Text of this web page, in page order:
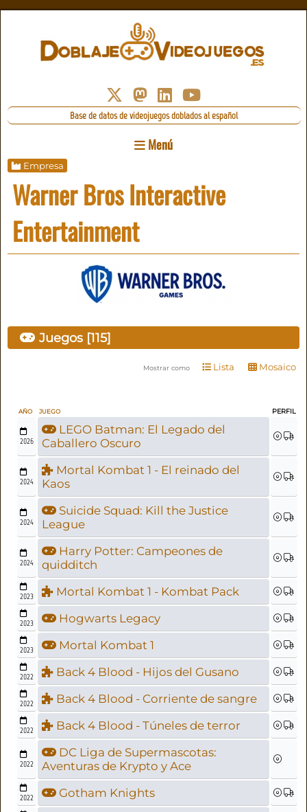
Base de datos de videojuegos doblados al español
Menú
Empresa
Warner Bros Interactive
Entertainment
Juegos [115]
Mostrar como Lista Mosaico
AÑO JUEGO PERFIL
2026
LEGO Batman: El Legado del
Caballero Oscuro
2024
Mortal Kombat 1 - El reinado del
Kaos
2024
Suicide Squad: Kill the Justice
League
2024
Harry Potter: Campeones de
quidditch
2023 Mortal Kombat 1 - Kombat Pack
2023 Hogwarts Legacy
2023 Mortal Kombat 1
2022 Back 4 Blood - Hijos del Gusano
2022 Back 4 Blood - Corriente de sangre
2022 Back 4 Blood - Túneles de terror
2022
DC Liga de Supermascotas:
Aventuras de Krypto y Ace
2022 Gotham Knights